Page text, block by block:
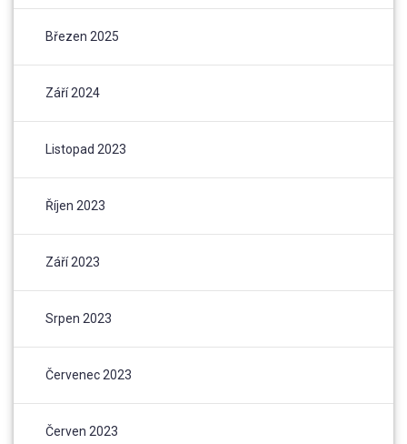
Březen 2025
Září 2024
Listopad 2023
Říjen 2023
Září 2023
Srpen 2023
Červenec 2023
Červen 2023